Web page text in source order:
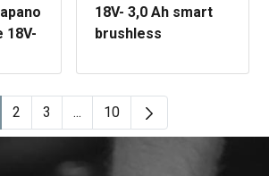
18V-
18V- 3,0 Ah smart
brushless
Pagina
2 Pagina
3 ...Pagine intermedie Use TAB to
Pagina
10